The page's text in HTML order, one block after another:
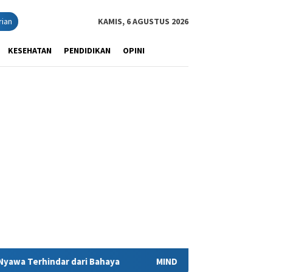
KAMIS, 6 AGUSTUS 2026
KESEHATAN PENDIDIKAN OPINI
MIND ID Tegaskan Dukungan Penuh Bagi PT Vale di